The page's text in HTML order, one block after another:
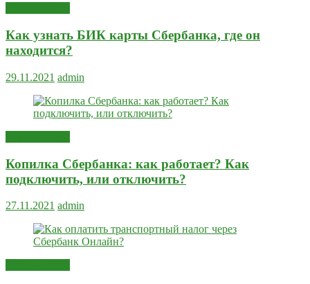
Как узнать БИК карты Сбербанка, где он
находится?
29.11.2021 admin
Копилка Сбербанка: как работает? Как
подключить, или отключить?
27.11.2021 admin